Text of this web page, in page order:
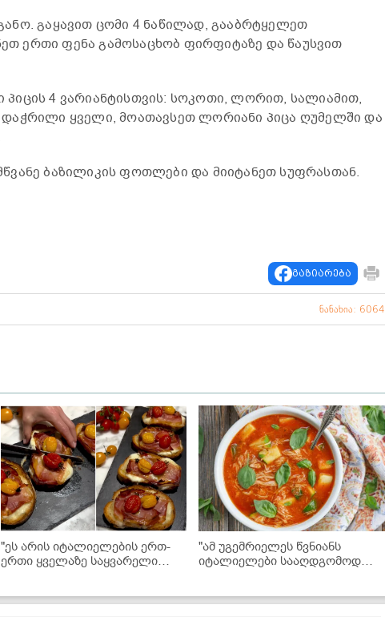
გაყავით ცომი 4 ნაწილად, გააბრტყელეთ
ერთი ფენა გამოსაცხობ ფირფიტაზე და წაუსვით
4 ვარიანტისთვის: სოკოთი, ლორით, სალიამით,
ყველი, მოათავსეთ ლორიანი პიცა ღუმელში და
ბაზილიკის ფოთლები და მიიტანეთ სუფრასთან.
გაზიარება
ნანახია: 6064
"ეს არის იტალიელების ერთ-
ერთი ყველაზე საყვარელი
კროსტინი სპეკითა და
"ამ უგემრიელეს წვნიანს
იტალიელები სააღდგომოდ